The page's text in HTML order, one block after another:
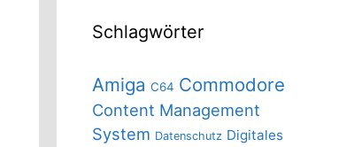
Schlagwörter
Amiga C64 Commodore
Content Management
System Datenschutz Digitales